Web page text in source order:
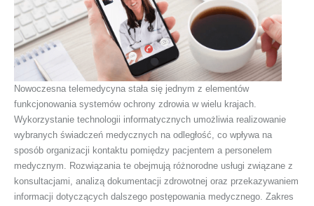
Nowoczesna telemedycyna stała się jednym z elementów
funkcjonowania systemów ochrony zdrowia w wielu krajach.
Wykorzystanie technologii informatycznych umożliwia realizowanie
wybranych świadczeń medycznych na odległość, co wpływa na
sposób organizacji kontaktu pomiędzy pacjentem a personelem
medycznym. Rozwiązania te obejmują różnorodne usługi związane z
konsultacjami, analizą dokumentacji zdrowotnej oraz przekazywaniem
informacji dotyczących dalszego postępowania medycznego. Zakres